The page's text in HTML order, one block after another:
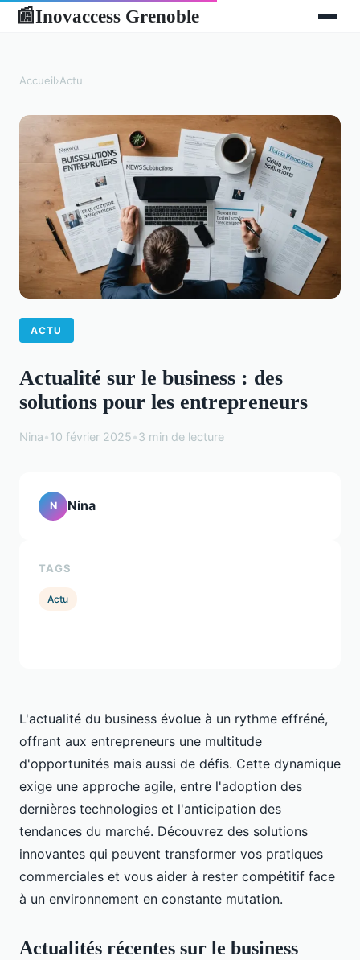
📰Inovaccess Grenoble
Accueil›Actu
ACTU
Actualité sur le business : des
solutions pour les entrepreneurs
Nina•10 février 2025•3 min de lecture
L'actualité du business évolue à un rythme effréné,
offrant aux entrepreneurs une multitude
d'opportunités mais aussi de défis. Cette dynamique
exige une approche agile, entre l'adoption des
dernières technologies et l'anticipation des
tendances du marché. Découvrez des solutions
innovantes qui peuvent transformer vos pratiques
commerciales et vous aider à rester compétitif face
à un environnement en constante mutation.
Actualités récentes sur le business
N Nina
TAGS
Actu